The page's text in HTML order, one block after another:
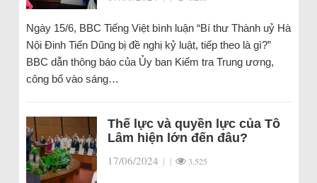
Ngày 15/6, BBC Tiếng Việt bình luận “Bí thư Thành uỷ Hà
Nội Đinh Tiến Dũng bị đề nghị kỷ luật, tiếp theo là gì?”
BBC dẫn thông báo của Ủy ban Kiểm tra Trung ương,
công bố vào sáng…
Thế lực và quyền lực của Tô
Lâm hiện lớn đến đâu?
17/06/2024 | | 3.525